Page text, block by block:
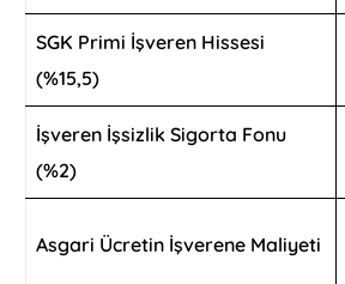
SGK Primi İşveren Hissesi
(%15,5)
İşveren İşsizlik Sigorta Fonu
(%2)
Asgari Ücretin İşverene Maliyeti